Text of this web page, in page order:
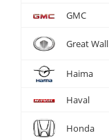
GMC
Great Wall
Haima
Haval
Honda